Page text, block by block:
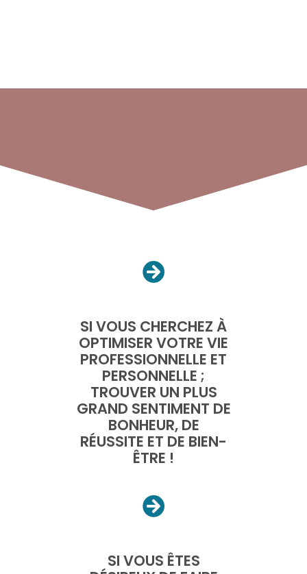
SI VOUS CHERCHEZ À
OPTIMISER VOTRE VIE
PROFESSIONNELLE ET
PERSONNELLE ;
TROUVER UN PLUS
GRAND SENTIMENT DE
BONHEUR, DE
RÉUSSITE ET DE BIEN-
ÊTRE !
SI VOUS ÊTES